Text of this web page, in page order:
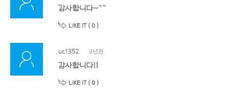
감사합니다~^^
LIKE IT ( 0 )
uc1352 9년전
감사합니다!!
LIKE IT ( 0 )